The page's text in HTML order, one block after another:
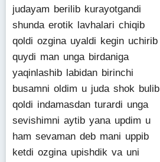
judayam berilib kurayotgandi
shunda erotik lavhalari chiqib
qoldi ozgina uyaldi kegin uchirib
quydi man unga birdaniga
yaqinlashib labidan birinchi
busamni oldim u juda shok bulib
qoldi indamasdan turardi unga
sevishimni aytib yana updim u
ham sevaman deb mani uppib
ketdi ozgina upishdik va uni